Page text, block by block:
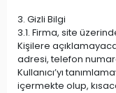
3. Gizli Bilgi
3.1. Firma, site
Kişilere
adresi, telefon
Kullanıcı’yı
içermekte olup,